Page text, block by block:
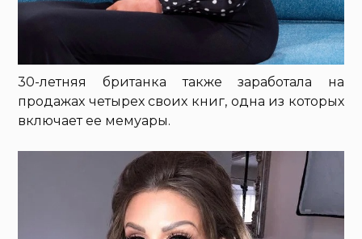
30-летняя британка также заработала на
продажах четырех своих книг, одна из которых
включает ее мемуары.